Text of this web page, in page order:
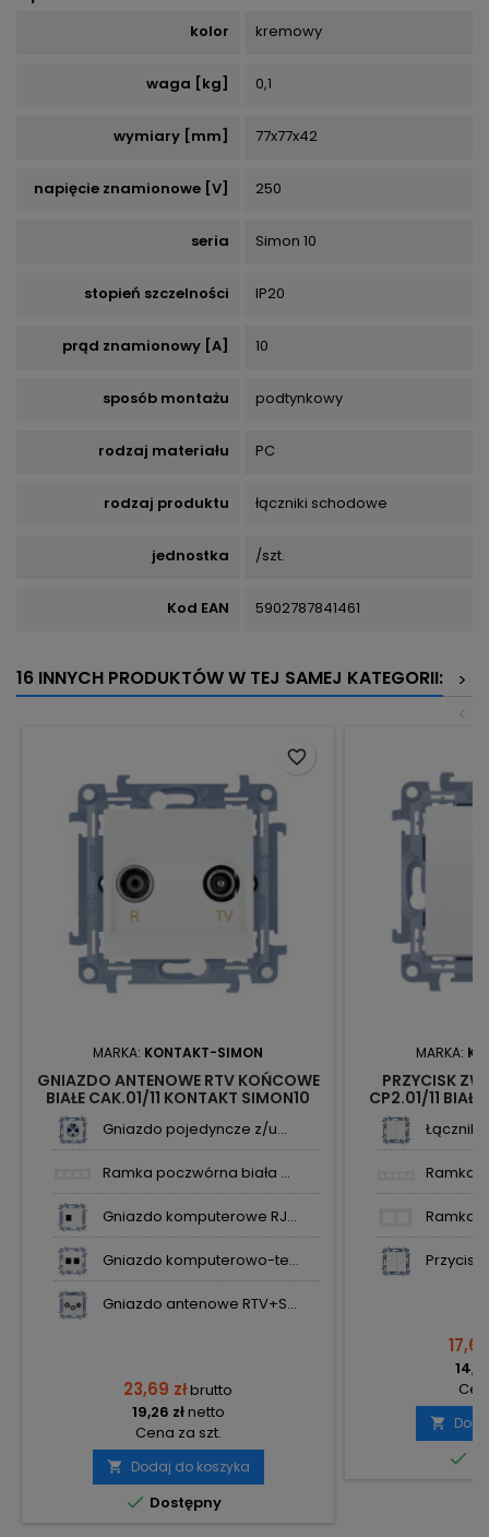
kolor kremowy
waga [kg] 0,1
wymiary [mm] 77x77x42
napięcie znamionowe [V] 250
seria Simon 10
stopień szczelności IP20
prąd znamionowy [A] 10
sposób montażu podtynkowy
rodzaj materiału PC
rodzaj produktu łączniki schodowe
jednostka /szt.
Kod EAN 5902787841461
16 INNYCH PRODUKTÓW W TEJ SAMEJ KATEGORII:
>
<
MARKA: KONTAKT-SIMON
GNIAZDO ANTENOWE RTV KOŃCOWE
BIAŁE CAK.01/11 KONTAKT SIMON10
Gniazdo pojedyncze z/u...
Ramka poczwórna biała ...
Gniazdo komputerowe RJ...
Gniazdo komputerowo-te...
Gniazdo antenowe RTV+S...
23,69 złbrutto
19,26 złnetto
Cena za szt.
 Dodaj do koszyka
 Dostępny
favorite_border
MARKA:
PRZYCISK
CP2.01/11
Łącznik
Ramka
Ramka
Przycisk

